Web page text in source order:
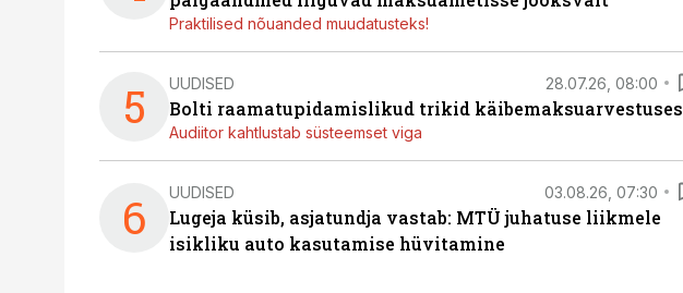
Praktilised nõuanded muudatusteks!
5 UUDISED 28.07.26, 08:00
Bolti raamatupidamislikud trikid käibemaksuarvestuses
Audiitor kahtlustab süsteemset viga
6 UUDISED 03.08.26, 07:30
Lugeja küsib, asjatundja vastab: MTÜ juhatuse liikmele
isikliku auto kasutamise hüvitamine